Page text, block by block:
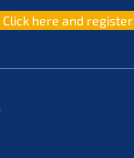
Click here and register